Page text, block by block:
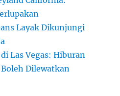
Layak Dikunjungi
Las Vegas: Hiburan
Dilewatkan